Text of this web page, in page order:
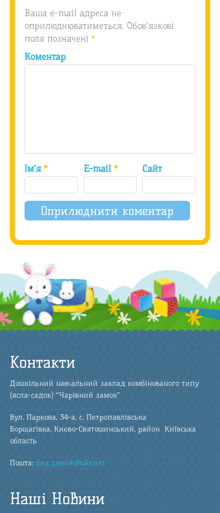
Ваша e-mail адреса не
оприлюднюватиметься. Обов’язкові
поля позначені *
Коментар
Ім’я * E-mail* Сайт
Контакти
Дошкільний навчальний заклад комбінованого типу
(ясла-садок) “Чарівний замок”
Вул. Паркова, 34-а, с. Петропавлівська
Борщагівка, Києво-Святошинський, район Київська
область
Пошта:dnz_zamok@ukr.net
Наші Новини